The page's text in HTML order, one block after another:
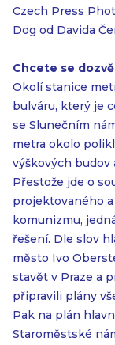
Czech Press
Dog od Davida
Chcete se
Okolí stanice
bulváru, který je
se Slunečním
metra okolo
výškových budov
Přestože jde o
projektovaného
komunizmu,
řešení. Dle slov
město Ivo
stavět v Praze a
připravili plány
Pak na plán
Staroměstské